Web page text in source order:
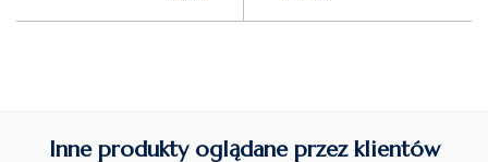
Inne produkty oglądane przez klientów